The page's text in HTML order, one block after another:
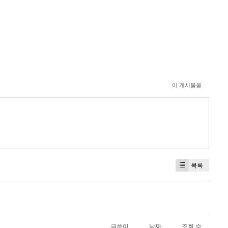
이 게시물을
목록
글쓴이 날짜 조회 수